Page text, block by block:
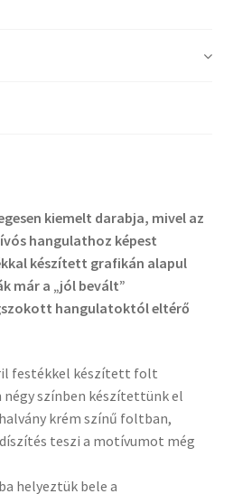
kiemelt darabja, mivel az
hangulathoz képest
készített grafikán alapul
már a „jól bevált”
hangulatoktól eltérő
festékkel készített folt
színben készítettünk el
krém színű foltban,
teszi a motívumot még
helyeztük bele a